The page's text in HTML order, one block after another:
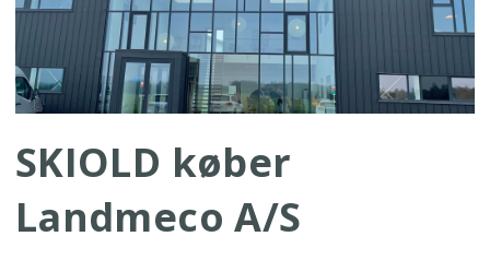
SKIOLD køber
Landmeco A/S